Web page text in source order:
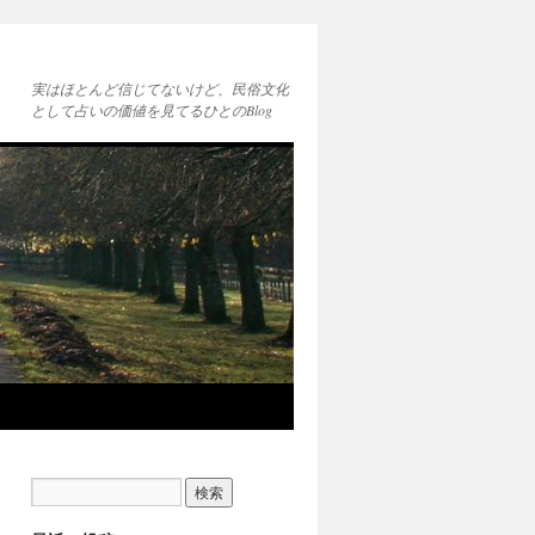
実はほとんど信じてないけど、民俗文化
として占いの価値を見てるひとのBlog